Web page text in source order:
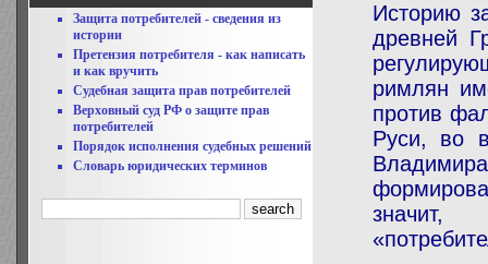
Защита потребителей - сведения из
истории
Претензия потребителя - как написать
и как вручить
Судебная защита прав потребителей
Верховный суд РФ о защите прав
потребителей
Порядок исполнения судебных решений
Словарь юридических терминов
Историю
древней
римлян
против
Руси, во
значит,